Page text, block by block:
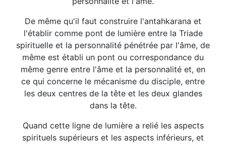
De même qu'il faut construire l'antahkarana et
l'établir comme pont de lumière entre la Triade
spirituelle et la personnalité pénétrée par l'âme, de
même est établi un pont ou correspondance du
même genre entre l'âme et la personnalité et, en
ce qui concerne le mécanisme du disciple, entre
les deux centres de la tête et les deux glandes
dans la tête.
Quand cette ligne de lumière a relié les aspects
spirituels supérieurs et les aspects inférieurs, et